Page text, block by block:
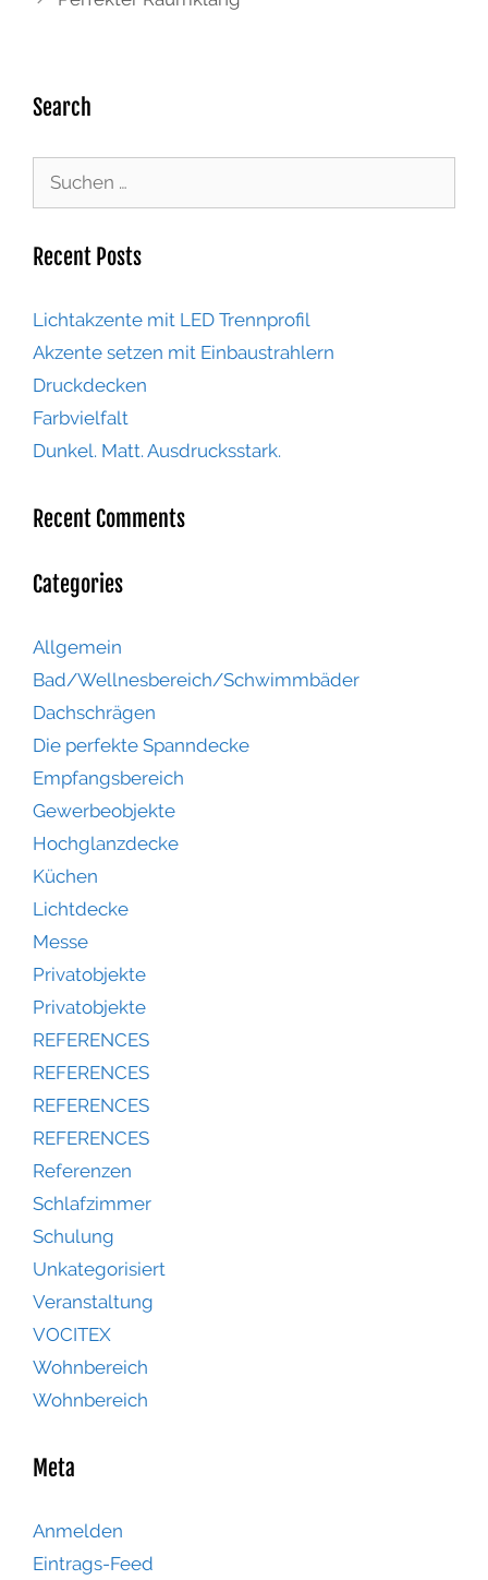
Search
Recent Posts
Lichtakzente mit LED Trennprofil
Akzente setzen mit Einbaustrahlern
Druckdecken
Farbvielfalt
Dunkel. Matt. Ausdrucksstark.
Recent Comments
Categories
Allgemein
Bad/Wellnesbereich/Schwimmbäder
Dachschrägen
Die perfekte Spanndecke
Empfangsbereich
Gewerbeobjekte
Hochglanzdecke
Küchen
Lichtdecke
Messe
Privatobjekte
Privatobjekte
REFERENCES
REFERENCES
REFERENCES
REFERENCES
Referenzen
Schlafzimmer
Schulung
Unkategorisiert
Veranstaltung
VOCITEX
Wohnbereich
Wohnbereich
Meta
Anmelden
Eintrags-Feed